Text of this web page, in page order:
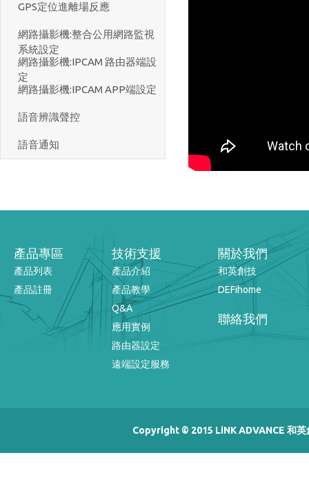
GPS定位進離場反應
網路攝影機:整合公用網路監視
系統設定
網路攝影機:IPCAM 路由器端設
定
網路攝影機:IPCAM APP端設定
語音辨識聲控
語音通知
產品專區
產品列表
產品註冊
技術支援
產品介紹
產品教學
Q&A
應用實例
路由器設定
遠端設定服務
關於我們
和英創技
DEFihome
聯絡我們
Copyright © 2015 LiNK ADVANCE 和